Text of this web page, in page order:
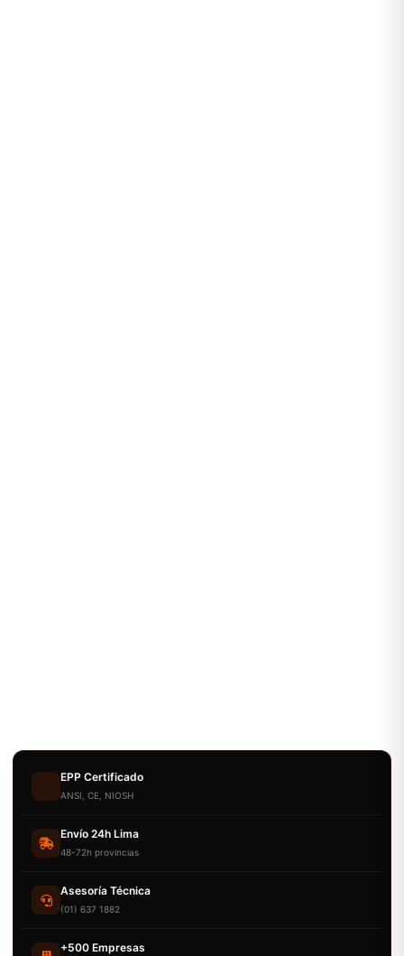
EPP Certificado
ANSI, CE, NIOSH
Envío 24h Lima
48-72h provincias
Asesoría Técnica
(01) 637 1882
+500 Empresas